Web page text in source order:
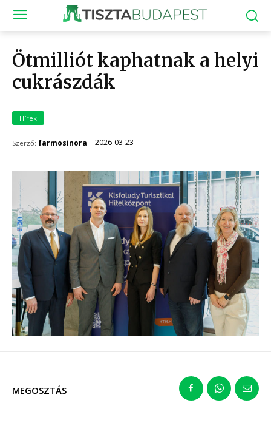
Ötmilliót kaphatnak a helyi
cukrászdák
Hírek
Szerző: farmosinora 2026-03-23
MEGOSZTÁS